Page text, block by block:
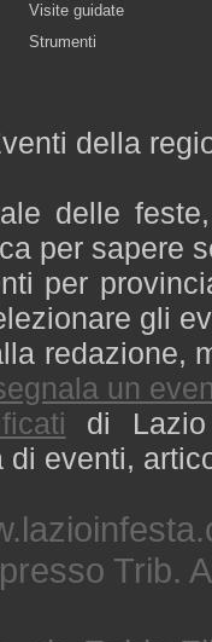
Visite guidate
Strumenti
della
delle
per sapere
per
gli
redazione,
un
di
eventi,
Trib.